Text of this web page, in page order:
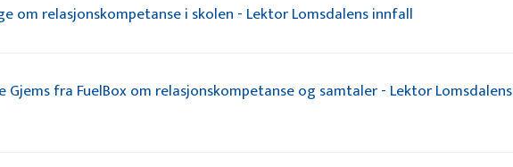
om relasjonskompetanse i skolen - Lektor Lomsdalens innfall
Gjems fra FuelBox om relasjonskompetanse og samtaler - Lektor Lomsdalens